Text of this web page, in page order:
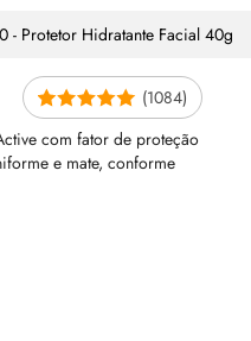
- Protetor Hidratante Facial 40g
(1084)